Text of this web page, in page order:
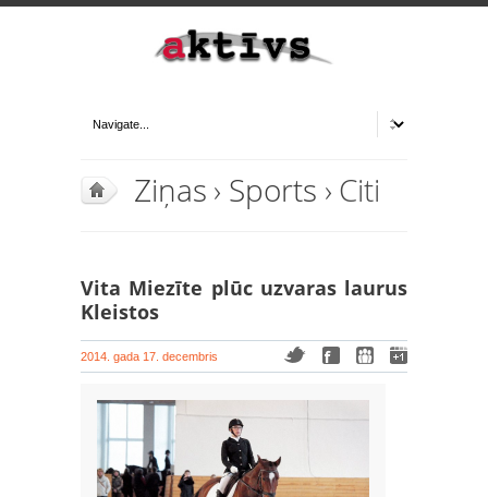
Ziņas › Sports › Citi
Vita Miezīte plūc uzvaras laurus
Kleistos
2014. gada 17. decembris